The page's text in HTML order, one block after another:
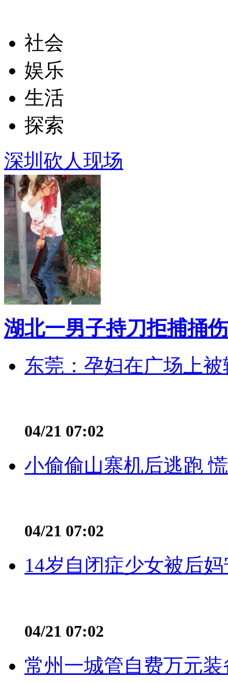
社会
娱乐
生活
探索
深圳砍人现场
湖北一男子持刀拒捕捅
东莞：孕妇在广场上
04/21 07:02
小偷偷山寨机后逃跑
04/21 07:02
14岁自闭症少女被后
04/21 07:02
常州一城管自费万元